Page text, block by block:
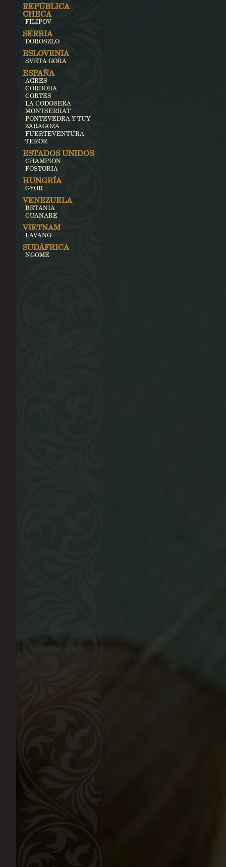
REPÚBLICA
CHECA
FILIPOV
SERBIA
DOROSZLO
ESLOVENIA
SVETA GORA
ESPAÑA
AGRES
CÓRDOBA
CORTES
LA CODOSERA
MONTSERRAT
PONTEVEDRA Y TUY
ZARAGOZA
FUERTEVENTURA
TEROR
ESTADOS UNIDOS
CHAMPION
FOSTORIA
HUNGRÍA
GYOR
VENEZUELA
BETANIA
GUANARE
VIETNAM
LAVANG
SUDÁFRICA
NGOME